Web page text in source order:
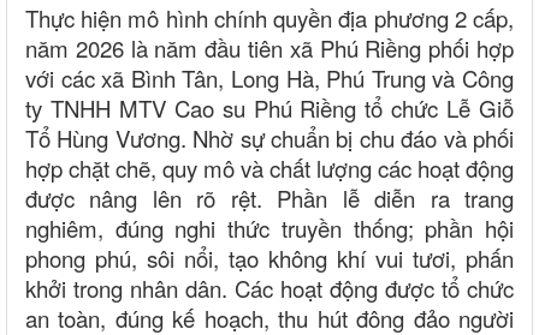
Thực hiện mô hình chính quyền địa phương 2 cấp,
năm 2026 là năm đầu tiên xã Phú Riềng phối hợp
với các xã Bình Tân, Long Hà, Phú Trung và Công
ty TNHH MTV Cao su Phú Riềng tổ chức Lễ Giỗ
Tổ Hùng Vương. Nhờ sự chuẩn bị chu đáo và phối
hợp chặt chẽ, quy mô và chất lượng các hoạt động
được nâng lên rõ rệt. Phần lễ diễn ra trang
nghiêm, đúng nghi thức truyền thống; phần hội
phong phú, sôi nổi, tạo không khí vui tươi, phấn
khởi trong nhân dân. Các hoạt động được tổ chức
an toàn, đúng kế hoạch, thu hút đông đảo người